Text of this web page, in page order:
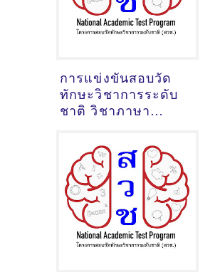
การแข่งขันสอบวัด
ทักษะวิชาการระดับ
ชาติ วิชาภาษา
2563 ข้อสอบพร้อม
เฉลย